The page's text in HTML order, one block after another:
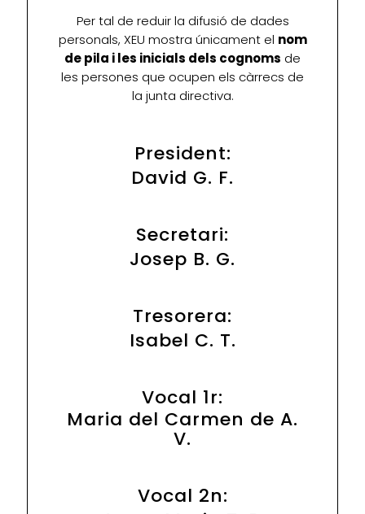
Per tal de reduir la difusió de dades
personals, XEU mostra únicament el nom
de pila i les inicials dels cognoms de
les persones que ocupen els càrrecs de
la junta directiva.
President:
David G. F.
Secretari:
Josep B. G.
Tresorera:
Isabel C. T.
Vocal 1r:
Maria del Carmen de A.
V.
Vocal 2n: